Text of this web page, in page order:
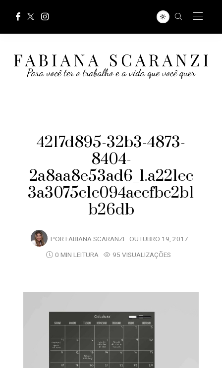
4217d895-32b3-4873-
8404-
2a8aa8e53ad6_1.a221ec
3a3075c1c094aecfbc2b1
b26db
POR FABIANA SCARANZI OUTUBRO 19, 2017
0 MIN LEITURA
95 VISUALIZAÇÕES